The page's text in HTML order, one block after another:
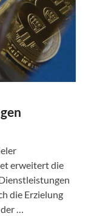
erweitert die
die Erzielung
…